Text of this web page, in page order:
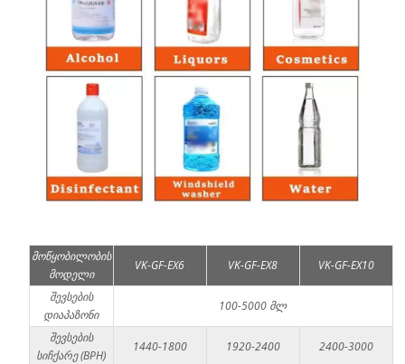
მოწყობილობის
მოდელი
VK-GF-EX6 VK-GF-EX8 VK-GF-EX10
შევსების
დიაპაზონი
100-5000 მლ
შევსების
სიჩქარე (BPH)
1440-1800 1920-2400 2400-3000